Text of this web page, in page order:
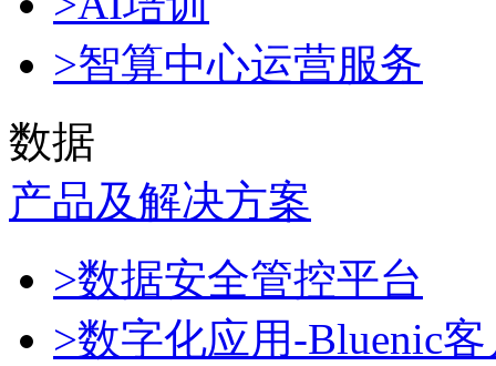
>智算中心运营服务
数据
产品及解决方案
>数据安全管控平台
>数字化应用-Bluenic